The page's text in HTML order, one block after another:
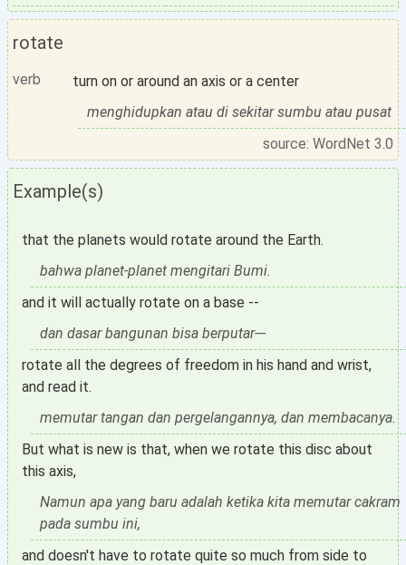
rotate
verb
turn on or around an axis or a center
menghidupkan atau di sekitar sumbu atau pusat
source: WordNet 3.0
Example(s)
that the planets would rotate around the Earth.
bahwa planet-planet mengitari Bumi.
and it will actually rotate on a base --
dan dasar bangunan bisa berputar---
rotate all the degrees of freedom in his hand and wrist,
and read it.
memutar tangan dan pergelangannya, dan membacanya.
But what is new is that, when we rotate this disc about
this axis,
Namun apa yang baru adalah ketika kita memutar cakram
pada sumbu ini,
and doesn't have to rotate quite so much from side to